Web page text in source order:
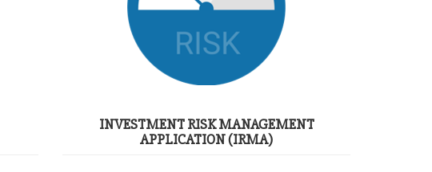
INVESTMENT RISK MANAGEMENT
APPLICATION (IRMA)